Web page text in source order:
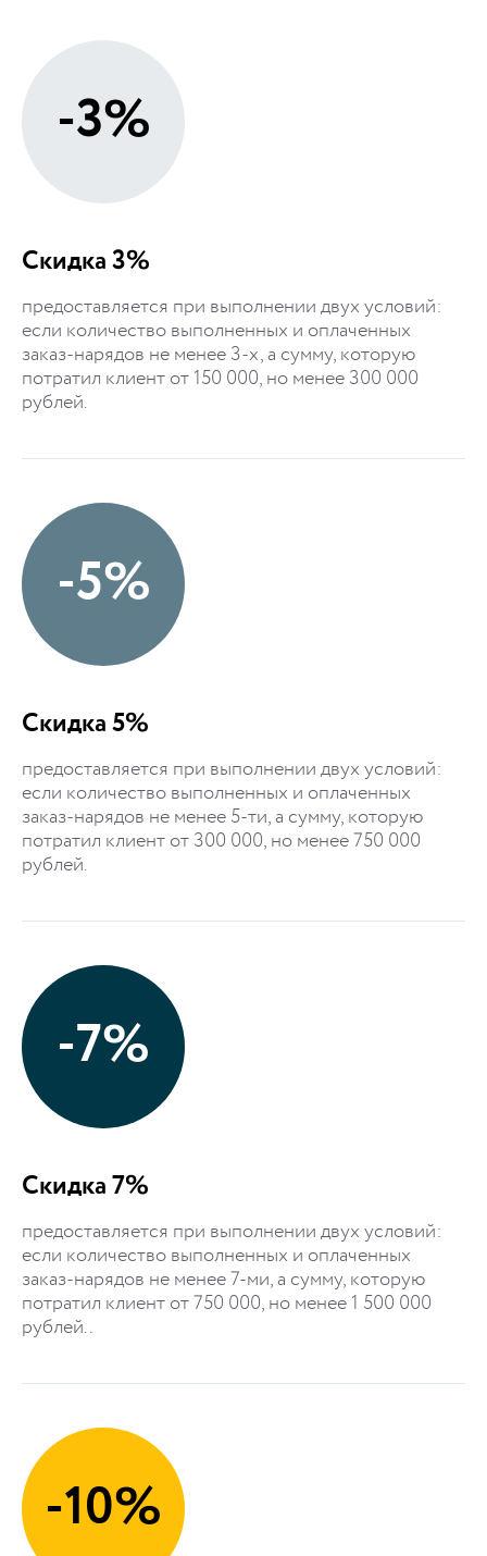
-3%
Скидка 3%
предоставляется при выполнении двух условий:
если количество выполненных и оплаченных
заказ-нарядов не менее 3-х, а сумму, которую
потратил клиент от 150 000, но менее 300 000
рублей.
-5%
Скидка 5%
предоставляется при выполнении двух условий:
если количество выполненных и оплаченных
заказ-нарядов не менее 5-ти, а сумму, которую
потратил клиент от 300 000, но менее 750 000
рублей.
-7%
Скидка 7%
предоставляется при выполнении двух условий:
если количество выполненных и оплаченных
заказ-нарядов не менее 7-ми, а сумму, которую
потратил клиент от 750 000, но менее 1 500 000
рублей..
-10%